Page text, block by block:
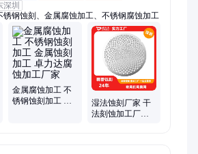
深圳
锈钢蚀刻、金属腐蚀加工、不锈钢腐蚀加工
金属腐蚀加工 不
锈钢蚀刻加工 金
湿法蚀刻厂家 干
法刻蚀加工厂家